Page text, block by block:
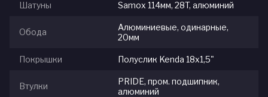
Шатуны Samox 114мм, 28T, алюминий
Обода
Алюминиевые, одинарные,
20мм
Покрышки Полуслик Kenda 18х1,5"
Втулки
PRIDE, пром. подшипник,
алюминий